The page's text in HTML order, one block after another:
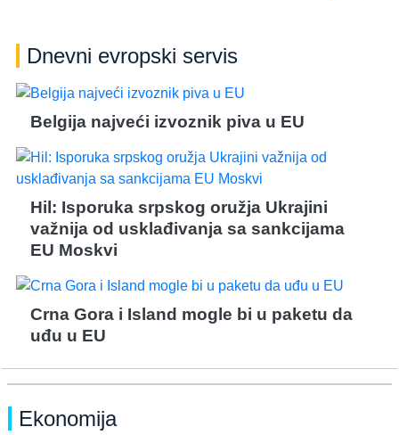
Dnevni evropski servis
Belgija najveći izvoznik piva u EU
Hil: Isporuka srpskog oružja Ukrajini
važnija od usklađivanja sa sankcijama
EU Moskvi
Crna Gora i Island mogle bi u paketu da
uđu u EU
Ekonomija